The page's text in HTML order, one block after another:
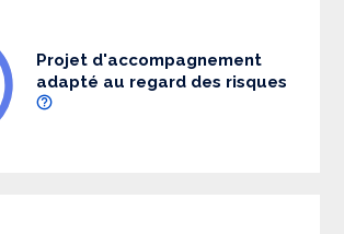
Projet d'accompagnement
adapté au regard des risques